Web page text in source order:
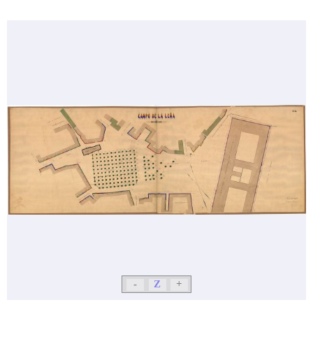
- Z +